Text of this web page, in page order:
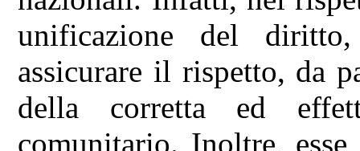
unificazione del
assicurare il rispetto, da
della corretta ed
comunitario. Inoltre,